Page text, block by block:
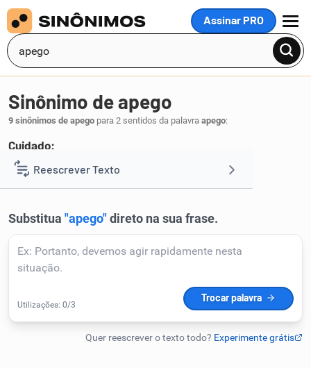
Assinar PRO
MENU
Reescrever Texto
Corrigir Texto
Humanizador de IA
Sinônimo de apego
9 sinônimos de apego para 2 sentidos da palavra apego:
Cuidado:
1 ciúme.